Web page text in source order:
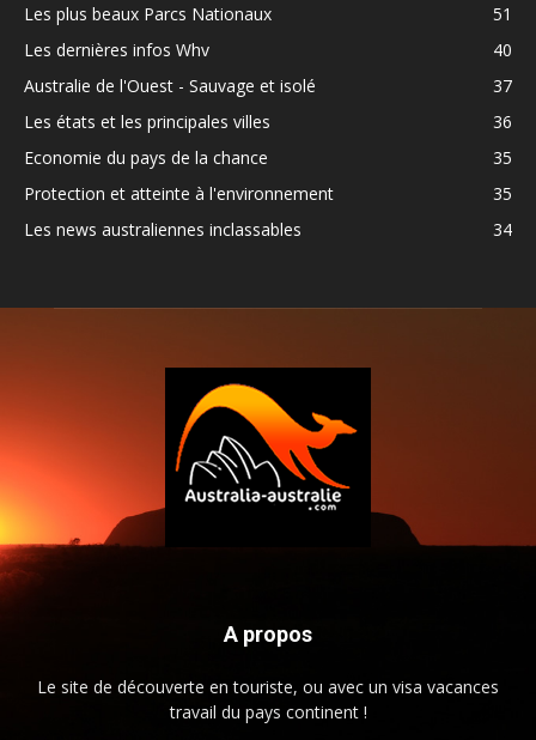
Les plus beaux Parcs Nationaux
51
Les dernières infos Whv
40
Australie de l'Ouest - Sauvage et isolé
37
Les états et les principales villes
36
Economie du pays de la chance
35
Protection et atteinte à l'environnement
35
Les news australiennes inclassables
34
A propos
Le site de découverte en touriste, ou avec un visa vacances
travail du pays continent !